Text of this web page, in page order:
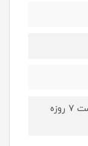
ضمانت مادام العمر اصالت و مهلت تست ۷ روزه